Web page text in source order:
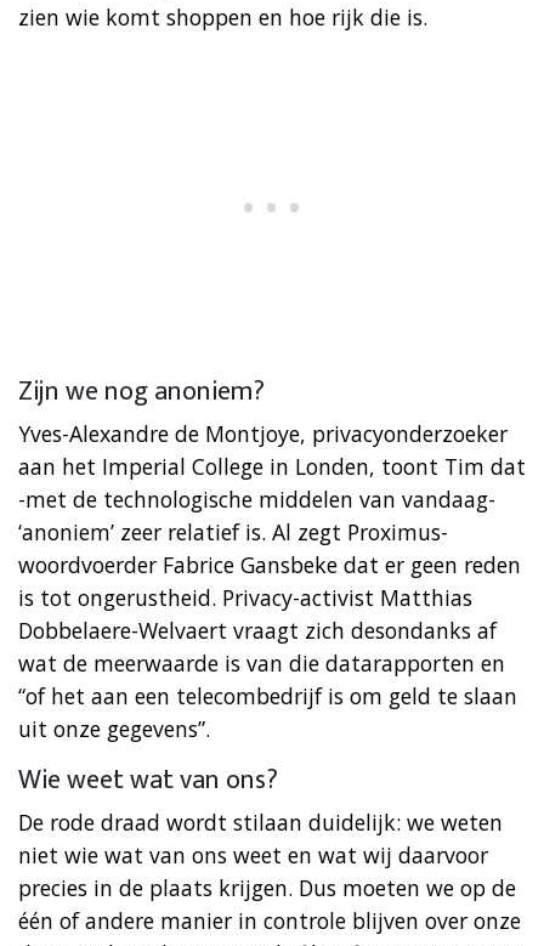
zien wie komt shoppen en hoe rijk die is.
Zijn we nog anoniem?
Yves-Alexandre de Montjoye, privacyonderzoeker
aan het Imperial College in Londen, toont Tim dat
-met de technologische middelen van vandaag-
‘anoniem’ zeer relatief is. Al zegt Proximus-
woordvoerder Fabrice Gansbeke dat er geen reden
is tot ongerustheid. Privacy-activist Matthias
Dobbelaere-Welvaert vraagt zich desondanks af
wat de meerwaarde is van die datarapporten en
“of het aan een telecombedrijf is om geld te slaan
uit onze gegevens”.
Wie weet wat van ons?
De rode draad wordt stilaan duidelijk: we weten
niet wie wat van ons weet en wat wij daarvoor
precies in de plaats krijgen. Dus moeten we op de
één of andere manier in controle blijven over onze